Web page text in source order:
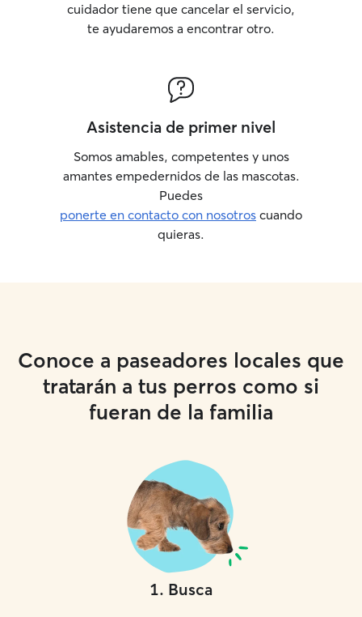
cuidador tiene que cancelar el servicio,
te ayudaremos a encontrar otro.
Asistencia de primer nivel
Somos amables, competentes y unos
amantes empedernidos de las mascotas.
Puedes
ponerte en contacto con nosotros cuando
quieras.
Conoce a paseadores locales que
tratarán a tus perros como si
fueran de la familia
1. Busca